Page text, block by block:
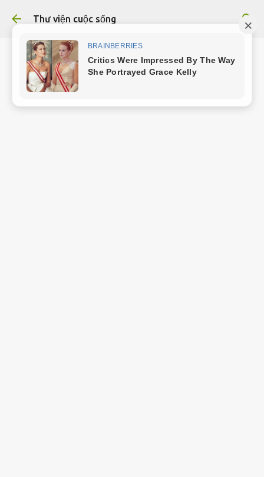
Chuyển đến nội dung chính
Thư viện cuộc sống